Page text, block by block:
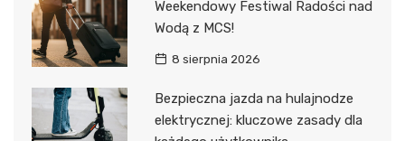
Weekendowy Festiwal Radości nad
Wodą z MCS!
8 sierpnia 2026
Bezpieczna jazda na hulajnodze
elektrycznej: kluczowe zasady dla